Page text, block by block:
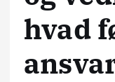
hvad